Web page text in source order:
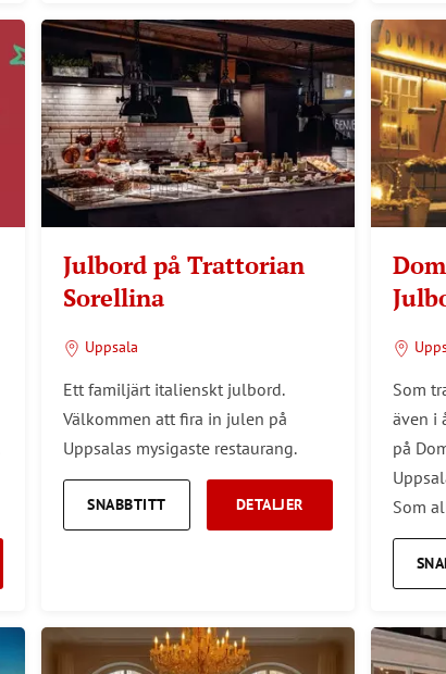
Julbord på Trattorian
Sorellina
Uppsala
Ett familjärt italienskt julbord.
Välkommen att fira in julen på
Uppsalas mysigaste restaurang.
SNABBTITT DETALJER
Som
även i
på
Som